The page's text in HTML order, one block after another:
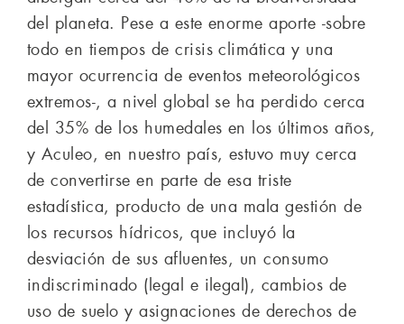
del planeta. Pese a este enorme aporte -sobre
todo en tiempos de crisis climática y una
mayor ocurrencia de eventos meteorológicos
extremos-, a nivel global se ha perdido cerca
del 35% de los humedales en los últimos años,
y Aculeo, en nuestro país, estuvo muy cerca
de convertirse en parte de esa triste
estadística, producto de una mala gestión de
los recursos hídricos, que incluyó la
desviación de sus afluentes, un consumo
indiscriminado (legal e ilegal), cambios de
uso de suelo y asignaciones de derechos de